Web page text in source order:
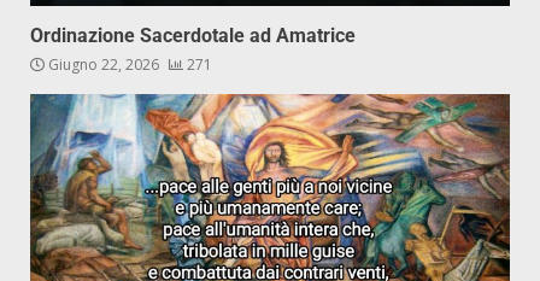
Ordinazione Sacerdotale ad Amatrice
Giugno 22, 2026 271